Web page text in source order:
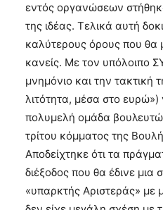
εντός οργανώσεων
της ιδέας. Τελικά αυτή
καλύτερους όρους που θα
κανείς. Με τον υπόλοιπο
μνημόνιο και την τακτική
λιτότητα, μέσα στο ευρώ»)
πολυμελή ομάδα
τρίτου κόμματος της
Αποδείχτηκε ότι τα
διέξοδος που θα έδινε
«υπαρκτής Αριστεράς» με